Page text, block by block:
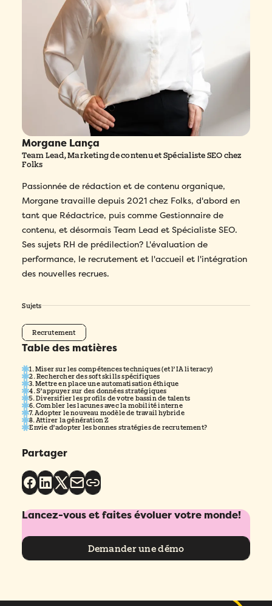
Morgane Lança
Team Lead, Marketing de contenu et Spécialiste SEO chez
Folks
Passionnée de rédaction et de contenu organique,
Morgane travaille depuis 2021 chez Folks, d'abord en
tant que Rédactrice, puis comme Gestionnaire de
contenu, et désormais Team Lead et Spécialiste SEO.
Ses sujets RH de prédilection? L'évaluation de
performance, le recrutement et l'accueil et l'intégration
des nouvelles recrues.
Sujets
Recrutement
Table des matières
1. Miser sur les compétences techniques (et l’IA literacy)
2. Rechercher des soft skills spécifiques
3. Mettre en place une automatisation éthique
4. S’appuyer sur des données stratégiques
5. Diversifier les profils de votre bassin de talents
6. Combler les lacunes avec la mobilité interne
7. Adopter le nouveau modèle de travail hybride
8. Attirer la génération Z
Envie d’adopter les bonnes stratégies de recrutement?
Partager
Lancez-vous et faites évoluer votre monde!
Demander une démo